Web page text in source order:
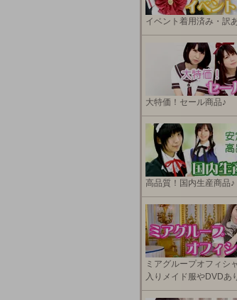
イベント着用済み・訳
大特価！セール商品♪
高品質！国内生産商品♪
ミアグループオフィシ
入りメイド服やDVDあ